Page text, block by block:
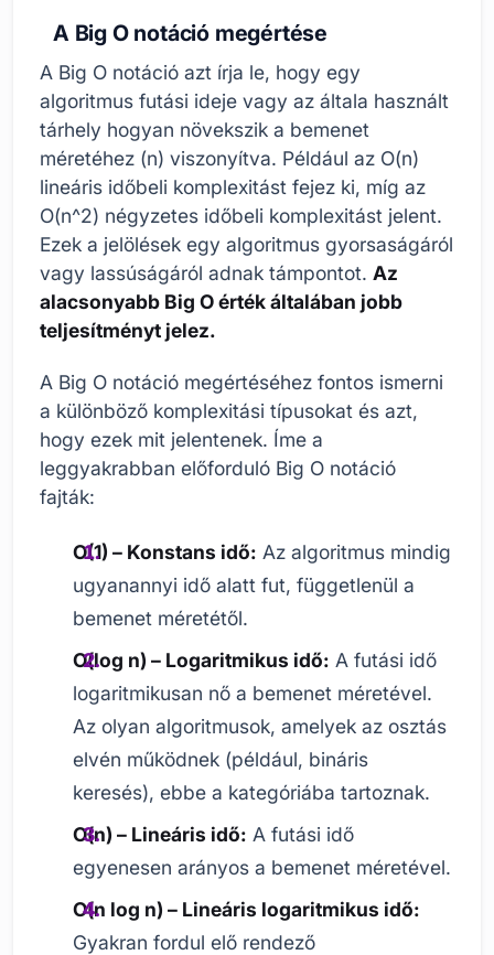
A Big O notáció megértése
A Big O notáció azt írja le, hogy egy
algoritmus futási ideje vagy az általa használt
tárhely hogyan növekszik a bemenet
méretéhez (n) viszonyítva. Például az O(n)
lineáris időbeli komplexitást fejez ki, míg az
O(n^2) négyzetes időbeli komplexitást jelent.
Ezek a jelölések egy algoritmus gyorsaságáról
vagy lassúságáról adnak támpontot. Az
alacsonyabb Big O érték általában jobb
teljesítményt jelez.
A Big O notáció megértéséhez fontos ismerni
a különböző komplexitási típusokat és azt,
hogy ezek mit jelentenek. Íme a
leggyakrabban előforduló Big O notáció
fajták:
O(1) – Konstans idő: Az algoritmus mindig
ugyanannyi idő alatt fut, függetlenül a
bemenet méretétől.
O(log n) – Logaritmikus idő: A futási idő
logaritmikusan nő a bemenet méretével.
Az olyan algoritmusok, amelyek az osztás
elvén működnek (például, bináris
keresés), ebbe a kategóriába tartoznak.
O(n) – Lineáris idő: A futási idő
egyenesen arányos a bemenet méretével.
O(n log n) – Lineáris logaritmikus idő:
Gyakran fordul elő rendező